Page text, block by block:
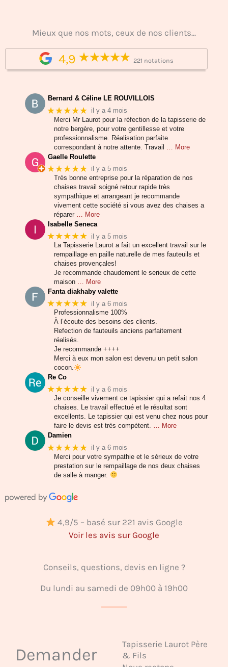
Mieux que nos mots, ceux de nos clients...
4,9 221 notations
Bernard & Céline LE ROUVILLOIS
★★★★★ il y a 4 mois
Merci Mr Laurot pour la réfection de la tapisserie de
notre bergère, pour votre gentillesse et votre
professionnalisme. Réalisation parfaite
correspondant à notre attente. Travail
… More
Gaelle Roulette
★★★★★ il y a 5 mois
Très bonne entreprise pour la réparation de nos
chaises travail soigné retour rapide très
sympathique et arrangeant je recommande
vivement cette société si vous avez des chaises a
réparer
… More
Isabelle Seneca
★★★★★ il y a 5 mois
La Tapisserie Laurot a fait un excellent travail sur le
rempaillage en paille naturelle de mes fauteuils et
chaises provençales!
Je recommande chaudement le serieux de cette
maison … More
Fanta diakhaby valette
★★★★★ il y a 6 mois
Professionnalisme 100%
À l’écoute des besoins des clients.
Refection de fauteuils anciens parfaitement
réalisés.
Je recommande ++++
Merci à eux mon salon est devenu un petit salon
cocon.
Re Co
★★★★★ il y a 6 mois
Je conseille vivement ce tapissier qui a refait nos 4
chaises. Le travail effectué et le résultat sont
excellents. Le tapissier qui est venu chez nous pour
faire le devis est très compétent. … More
Damien
★★★★★ il y a 6 mois
Merci pour votre sympathie et le sérieux de votre
prestation sur le rempaillage de nos deux chaises
de salle à manger.
4,9/5 – basé sur 221 avis Google
Voir les avis sur Google
Conseils, questions, devis en ligne ?
Du lundi au samedi de 09h00 à 19h00
Demander
Tapisserie Laurot Père
& Fils